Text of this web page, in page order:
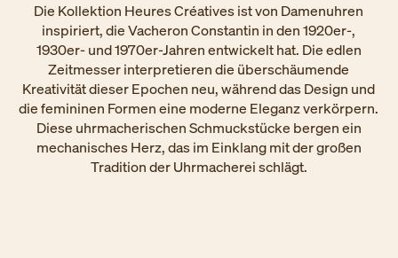
Die Kollektion Heures Créatives ist von Damenuhren
inspiriert, die Vacheron Constantin in den 1920er-,
1930er- und 1970er-Jahren entwickelt hat. Die edlen
Zeitmesser interpretieren die überschäumende
Kreativität dieser Epochen neu, während das Design und
die femininen Formen eine moderne Eleganz verkörpern.
Diese uhrmacherischen Schmuckstücke bergen ein
mechanisches Herz, das im Einklang mit der großen
Tradition der Uhrmacherei schlägt.